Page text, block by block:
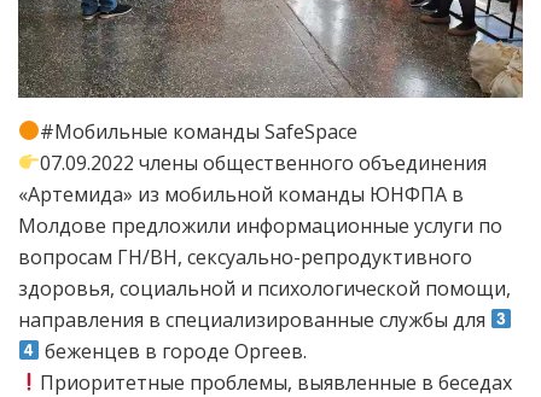
#Мобильные команды SafeSpace
07.09.2022 члены общественного объединения
«Артемида» из мобильной команды ЮНФПА в
Молдове предложили информационные услуги по
вопросам ГН/ВН, сексуально-репродуктивного
здоровья, социальной и психологической помощи,
направления в специализированные службы для
беженцев в городе Оргеев.
Приоритетные проблемы, выявленные в беседах